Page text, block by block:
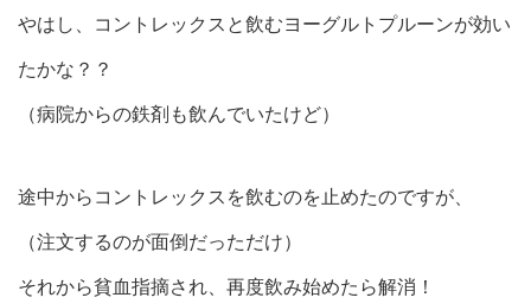
やはし、コントレックスと飲むヨーグルトプルーンが効い
たかな？？
（病院からの鉄剤も飲んでいたけど）
途中からコントレックスを飲むのを止めたのですが、
（注文するのが面倒だっただけ）
それから貧血指摘され、再度飲み始めたら解消！